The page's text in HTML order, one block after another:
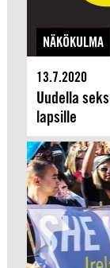
NÄKÖKULMA
13.7.2020
Uudella
lapsille